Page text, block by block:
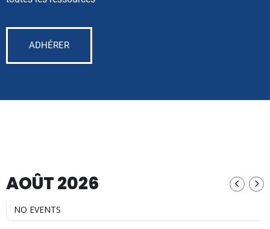
ADHÉRER
AOÛT 2026
NO EVENTS